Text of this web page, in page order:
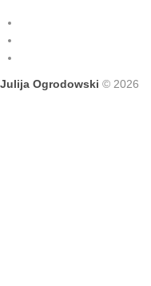
Julija Ogrodowski © 2026